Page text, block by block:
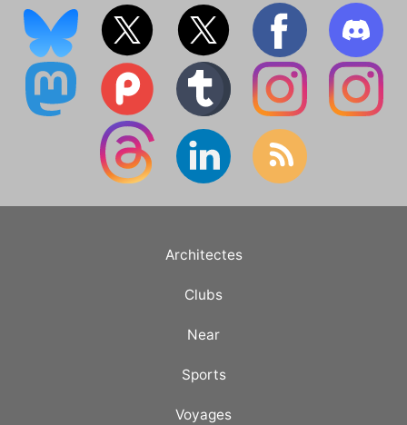
Architectes
Clubs
Near
Sports
Voyages